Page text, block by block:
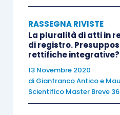
RASSEGNA RIVISTE
La pluralità di atti in
di registro.
rettifiche integrative?
13 Novembre 2020
di Gianfranco Anticoe
Scientifico Master Breve